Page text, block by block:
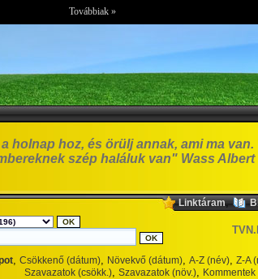
Továbbiak »
holnap hoz, és örülj annak, ami ma
szép haláluk van" Wass Albert
Linktáram,
, Csökkenő (dátum), Növekvő (dátum), A-Z (név), Z-A
Szavazatok (csökk.), Szavazatok (növ.),